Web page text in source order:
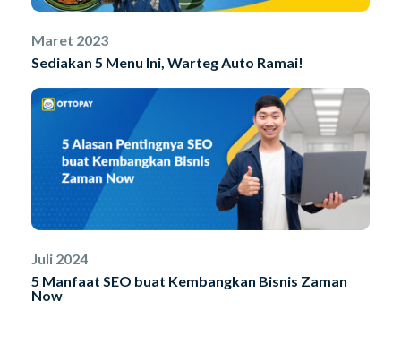
Maret 2023
Sediakan 5 Menu Ini, Warteg Auto Ramai!
Juli 2024
5 Manfaat SEO buat Kembangkan Bisnis Zaman
Now